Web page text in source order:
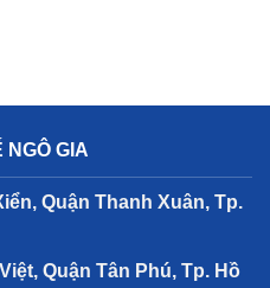
NGÔ GIA
Quận Thanh Xuân, Tp.
Quận Tân Phú, Tp. Hồ